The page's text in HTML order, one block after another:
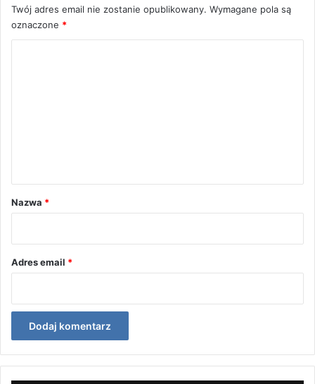
Twój adres email nie zostanie opublikowany. Wymagane pola są
oznaczone *
rNazwa *
Adres email *